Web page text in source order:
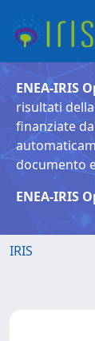
ENEA-IRIS
risultati
finanziate
documento
ENEA-IRIS
IRIS